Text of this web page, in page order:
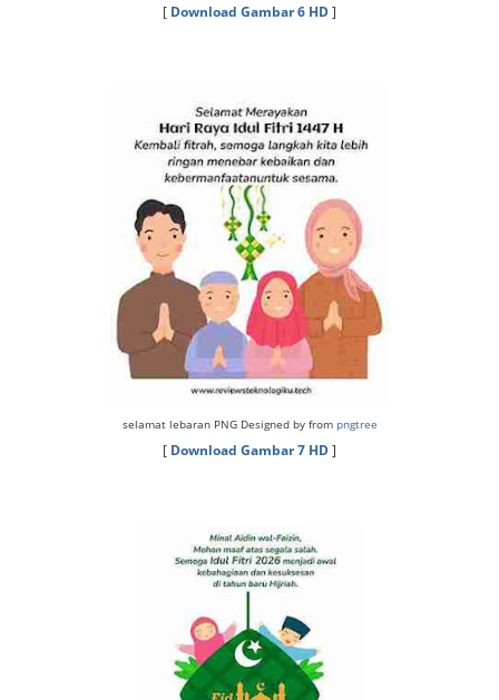
[ Download Gambar 6 HD]
selamat lebaran PNG Designed by from pngtree
[ Download Gambar 7 HD]